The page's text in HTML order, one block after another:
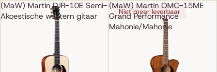
(MaW) Martin DJR-10E Semi-
Akoestische western gitaar
(MaW) Martin OMC-15ME
Grand Performance
Mahonie/Mahonie
Niet meer leverbaar